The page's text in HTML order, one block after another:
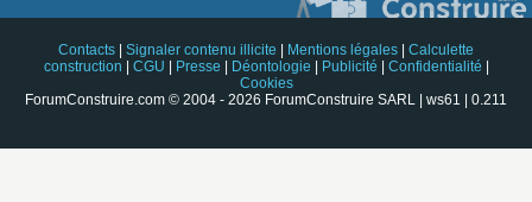
Contacts Signaler contenu illicite Mentions légales
Calculette
construction
CGU Presse Déontologie Publicité Confidentialité
Cookies
ForumConstruire.com © 2004 - 2026 ForumConstruire SARL | ws61 | 0.211